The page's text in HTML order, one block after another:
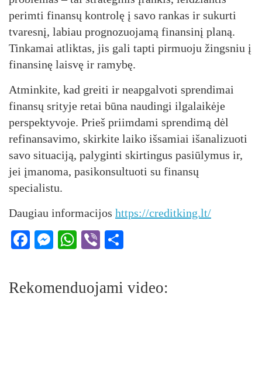
perimti finansų kontrolę į savo rankas ir sukurti
tvaresnį, labiau prognozuojamą finansinį planą.
Tinkamai atliktas, jis gali tapti pirmuoju žingsniu į
finansinę laisvę ir ramybę.
Atminkite, kad greiti ir neapgalvoti sprendimai
finansų srityje retai būna naudingi ilgalaikėje
perspektyvoje. Prieš priimdami sprendimą dėl
refinansavimo, skirkite laiko išsamiai išanalizuoti
savo situaciją, palyginti skirtingus pasiūlymus ir,
jei įmanoma, pasikonsultuoti su finansų
specialistu.
Daugiau informacijos https://creditking.lt/
Facebook
Messenger
WhatsApp
Viber
Rekomenduojami video: